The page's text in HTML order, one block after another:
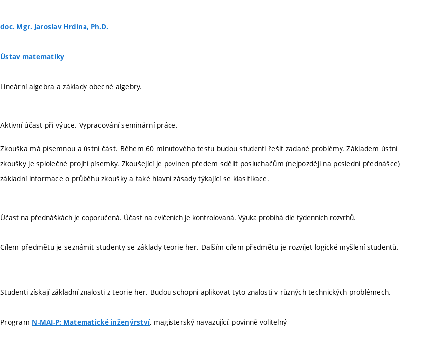
doc. Mgr. Jaroslav Hrdina, Ph.D.
Ústav matematiky
Lineární algebra a základy obecné algebry.
Aktivní účast při výuce. Vypracování seminární práce.
Zkouška má písemnou a ústní část. Během 60 minutového testu budou studenti řešit zadané problémy. Základem ústní
zkoušky je splolečné projití písemky. Zkoušející je povinen předem sdělit posluchačům (nejpozději na poslední přednášce)
základní informace o průběhu zkoušky a také hlavní zásady týkající se klasifikace.
Účast na přednáškách je doporučená. Účast na cvičeních je kontrolovaná. Výuka probíhá dle týdenních rozvrhů.
Cílem předmětu je seznámit studenty se základy teorie her. Dalším cílem předmětu je rozvíjet logické myšlení studentů.
Studenti získají základní znalosti z teorie her. Budou schopni aplikovat tyto znalosti v různých technických problémech.
Program N-MAI-P: Matematické inženýrství, magisterský navazující, povinně volitelný